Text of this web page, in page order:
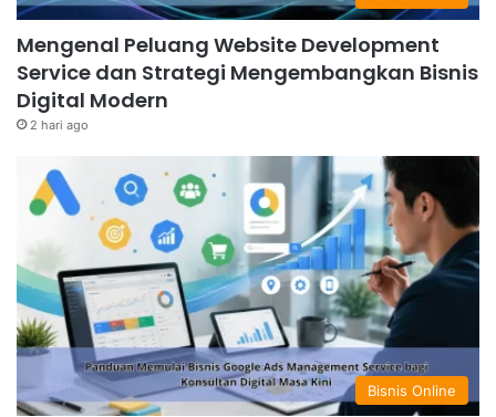
Mengenal Peluang Website Development
Service dan Strategi Mengembangkan Bisnis
Digital Modern
2 hari ago
Bisnis Online